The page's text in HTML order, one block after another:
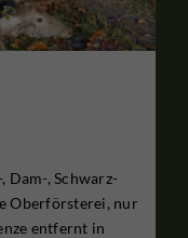
Dam-, Schwarz-
Oberförsterei, nur
entfernt in